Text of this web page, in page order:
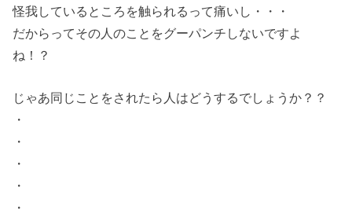
怪我しているところを触られるって痛いし・・・
だからってその人のことをグーパンチしないですよ
ね！？
じゃあ同じことをされたら人はどうするでしょうか？？
・
・
・
・
・